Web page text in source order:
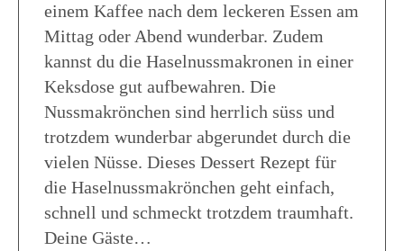
einem Kaffee nach dem leckeren Essen am
Mittag oder Abend wunderbar. Zudem
kannst du die Haselnussmakronen in einer
Keksdose gut aufbewahren. Die
Nussmakrönchen sind herrlich süss und
trotzdem wunderbar abgerundet durch die
vielen Nüsse. Dieses Dessert Rezept für
die Haselnussmakrönchen geht einfach,
schnell und schmeckt trotzdem traumhaft.
Deine Gäste…